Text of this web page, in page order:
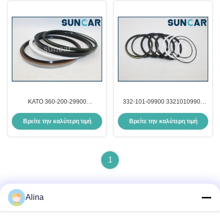
KATO 360-200-29900
εξαρτήσεις πετρελαίου γερανών
εξαρτήσεων σφραγίδων επισκευής
Βρείτε την καλύτερη τιμή
332-101-09900 33210109900
αντικατάστασης γερανών της
Βρείτε την καλύτερη τιμή
1
Alina